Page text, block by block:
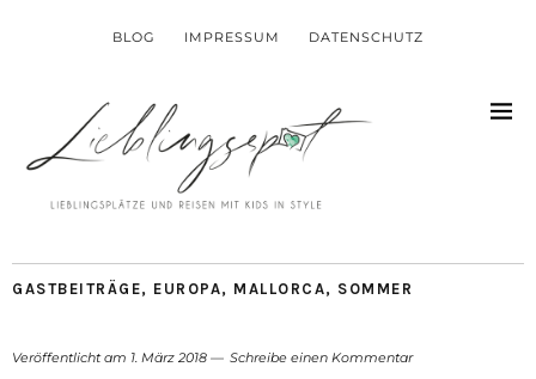
BLOG IMPRESSUM DATENSCHUTZ
GASTBEITRÄGE, EUROPA, MALLORCA, SOMMER
Veröffentlicht am 1. März 2018 Schreibe einen Kommentar